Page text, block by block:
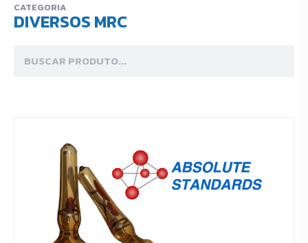
CATEGORIA
DIVERSOS MRC